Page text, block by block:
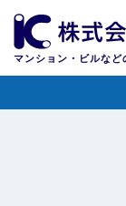
マンション・ビルなど